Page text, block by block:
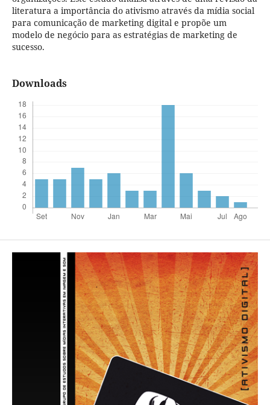
literatura a importância do ativismo através da mídia social
para comunicação de marketing digital e propõe um
modelo de negócio para as estratégias de marketing de
sucesso.
Downloads